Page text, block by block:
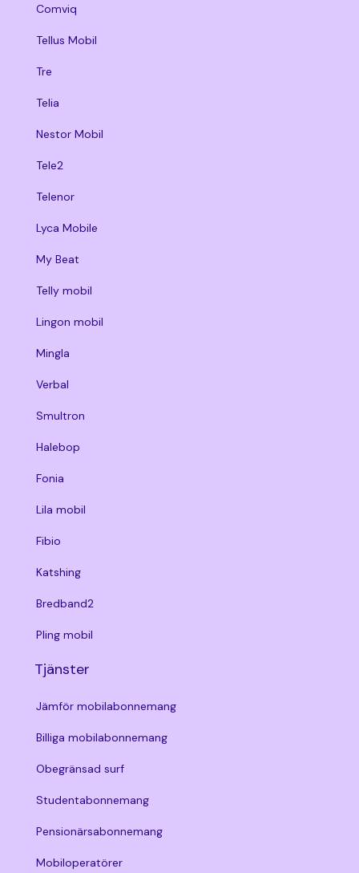
Comviq
Tellus Mobil
Tre
Telia
Nestor Mobil
Tele2
Telenor
Lyca Mobile
My Beat
Telly mobil
Lingon mobil
Mingla
Verbal
Smultron
Halebop
Fonia
Lila mobil
Fibio
Katshing
Bredband2
Pling mobil
Tjänster
Jämför mobilabonnemang
Billiga mobilabonnemang
Obegränsad surf
Studentabonnemang
Pensionärsabonnemang
Mobiloperatörer